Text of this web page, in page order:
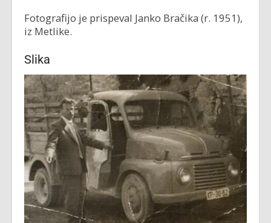
Fotografijo je prispeval Janko Bračika (r. 1951),
iz Metlike.
Slika